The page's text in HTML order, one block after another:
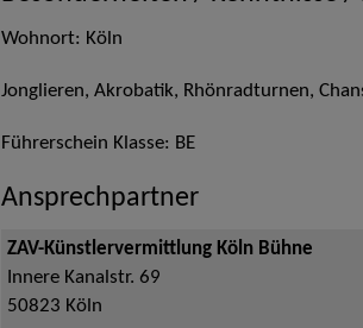
Wohnort: Köln
Jonglieren, Akrobatik, Rhönradturnen,
Führerschein Klasse: BE
Ansprechpartner
ZAV-Künstlervermittlung Köln Bühne
Innere Kanalstr. 69
50823 Köln